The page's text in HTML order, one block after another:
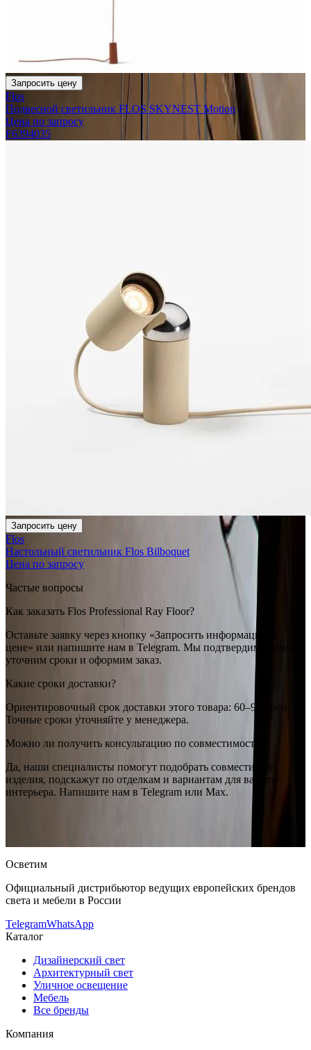
Запросить цену
Flos
Подвесной светильник FLOS SKYNEST Motion
Цена по запросу
F6394035
Запросить цену
Flos
Настольный светильник Flos Bilboquet
Цена по запросу
Частые вопросы
Как заказать Flos Professional Ray Floor?
Оставьте заявку через кнопку «Запросить информацию о
цене» или напишите нам в Telegram. Мы подтвердим наличие,
уточним сроки и оформим заказ.
Какие сроки доставки?
Ориентировочный срок доставки этого товара: 60–90 дней.
Точные сроки уточняйте у менеджера.
Можно ли получить консультацию по совместимости?
Да, наши специалисты помогут подобрать совместимые
изделия, подскажут по отделкам и вариантам для вашего
интерьера. Напишите нам в Telegram или Max.
— купить в интернет-магазине
Оригинальная продукция
Осветим
Официальный дистрибьютор ведущих европейских брендов
света и мебели в России
TelegramWhatsApp
Каталог
Дизайнерский свет
Архитектурный свет
Уличное освещение
Мебель
Все бренды
Компания